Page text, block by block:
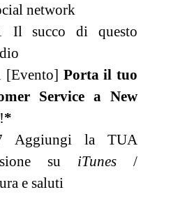
network
Il succo di questo
[Evento] Porta il tuo
Service a New
!*
Aggiungi la TUA
su iTunes/
e saluti